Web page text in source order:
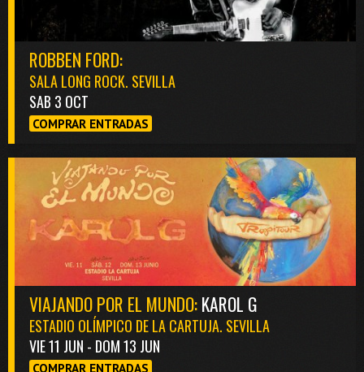
ROBBEN FORD:
SALA LONG ROCK. SEVILLA
SAB 3 OCT
COMPRAR ENTRADAS
VIAJANDO POR EL MUNDO:KAROL G
ESTADIO OLÍMPICO DE LA CARTUJA. SEVILLA
VIE 11 JUN - DOM 13 JUN
COMPRAR ENTRADAS